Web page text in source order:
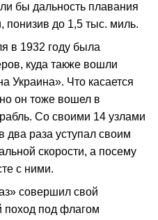
бы дальность плавания
понизив до 1,5 тыс. миль.
в 1932 году была
куда также вошли
Украина». Что касается
он тоже вошел в
Со своими 14 узлами
два раза уступал своим
скорости, а посему
с ними.
совершил свой
поход под флагом